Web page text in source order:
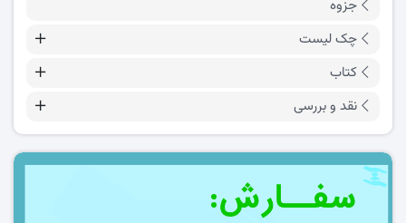
جزوه
چک لیست
کتاب
نقد و بررسی